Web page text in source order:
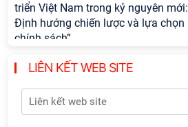
triển Việt Nam trong kỷ nguyên mới:
Định hướng chiến lược và lựa chọn
chính sách”
Khai quật công trường khai thác đá
Tôn
LIÊN KẾT WEB SITE